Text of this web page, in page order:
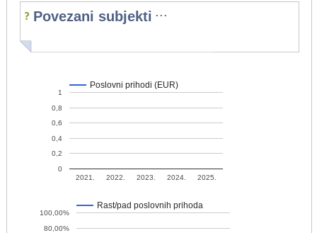
Povezani subjekti ...
Poslovni prihodi (EUR)
2021. 2022. 2023. 2024. 2025.
0
0,2
0,4
0,6
0,8
1
Rast/pad poslovnih prihoda
80,00%
100,00%